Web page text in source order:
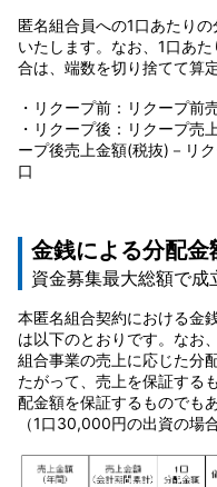
匿名組合員への1口あたり
いたします。なお、1口あ
合は、端数を切り捨てて算
・リクープ前：リクープ
・リクープ後：リクープ
ープ後売上金額(税抜)－リ
口
金銭による分配
資金募集最大総額で成
本匿名組合契約における金
は以下のとおりです。なお
組合事業の売上に応じた分
たがって、売上を保証する
配金額を保証するものでも
（1口30,000円の出資の場合